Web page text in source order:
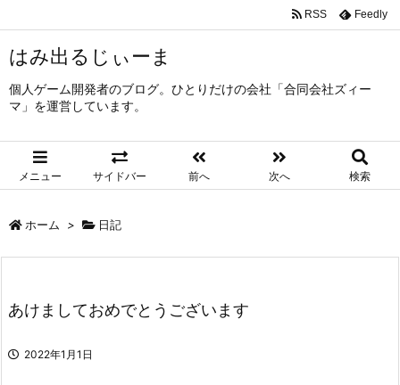
はみ出るじぃーま
個人ゲーム開発者のブログ。ひとりだけの会社「合同会社ズィー
マ」を運営しています。
メニュー サイドバー 前へ 次へ 検索
RSS Feedly
ホーム > 日記
あけましておめでとうございます
2022年1月1日